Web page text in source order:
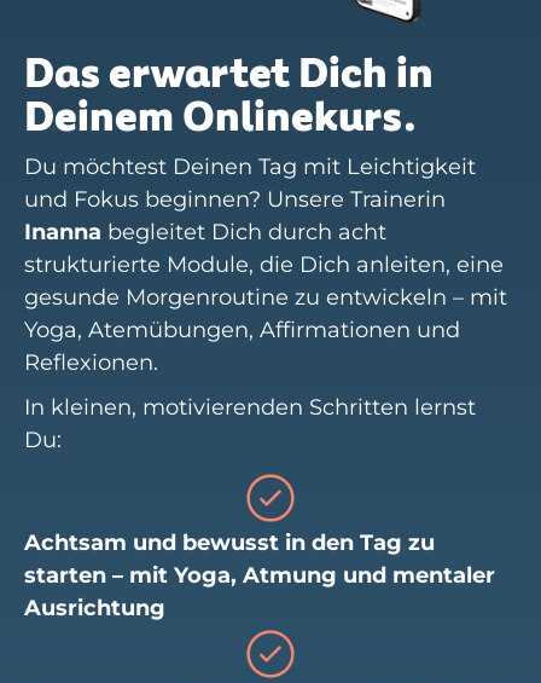
Das erwartet Dich in
Deinem Onlinekurs.
Du möchtest Deinen Tag mit Leichtigkeit
und Fokus beginnen? Unsere Trainerin
Inanna begleitet Dich durch acht
strukturierte Module, die Dich anleiten, eine
gesunde Morgenroutine zu entwickeln – mit
Yoga, Atemübungen, Affirmationen und
Reflexionen.
In kleinen, motivierenden Schritten lernst
Du:
Achtsam und bewusst in den Tag zu
starten – mit Yoga, Atmung und mentaler
Ausrichtung